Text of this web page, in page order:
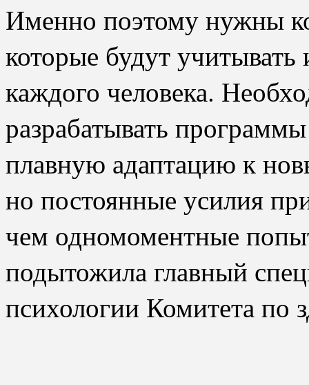
Именно поэтому нужны
которые будут
каждого человека.
разрабатывать
плавную адаптацию к
но постоянные усилия
чем одномоментные
подытожила главный
психологии Комитета по